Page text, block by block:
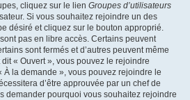
cliquez sur le lien Groupes d’utilisateurs
Si vous souhaitez rejoindre un des
désiré et cliquez sur le bouton approprié.
pas en libre accès. Certains peuvent
sont fermés et d’autres peuvent même
« Ouvert », vous pouvez le rejoindre
À la demande », vous pouvez rejoindre le
d’être approuvée par un chef de
demander pourquoi vous souhaitez rejoindre